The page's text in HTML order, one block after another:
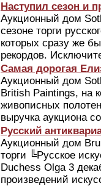
Наступил сезон и
Аукционный дом
сезоне торги
которых сразу же
рекордов.
Самая дорогая
Аукционный дом
British Paintings, на
живописных
выручка аукциона
Русский
Аукционный дом
торги ╚Русское
Duchess Olga 3
произведений